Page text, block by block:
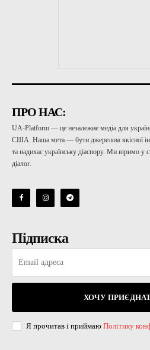
ПРО НАС:
UA-Platform — це незалежне медіа для
США. Наша мета — бути джерелом якісної
та надихає українську діаспору. Ми віримо у
діалог.
Підписка
ХОЧУ
Я прочитав і приймаю Політику